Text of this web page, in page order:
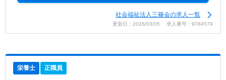
社会福祉法人三篠会の求人一覧
更新日：2026/03/05 求人番号：9784579
栄養士 正職員